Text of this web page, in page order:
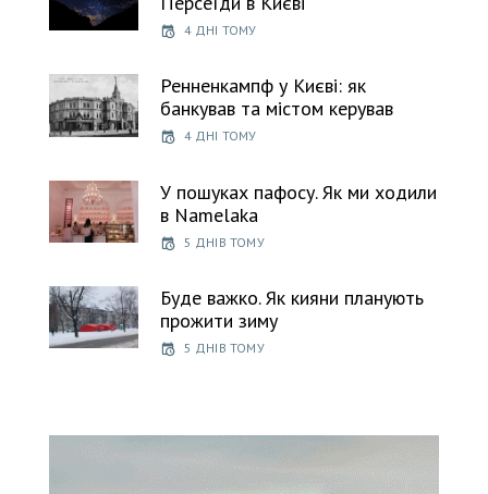
4 ДНІ ТОМУ
Ренненкампф у Києві: як
банкував та містом керував
4 ДНІ ТОМУ
У пошуках пафосу. Як ми ходили
в Namelaka
5 ДНІВ ТОМУ
Буде важко. Як кияни планують
прожити зиму
5 ДНІВ ТОМУ